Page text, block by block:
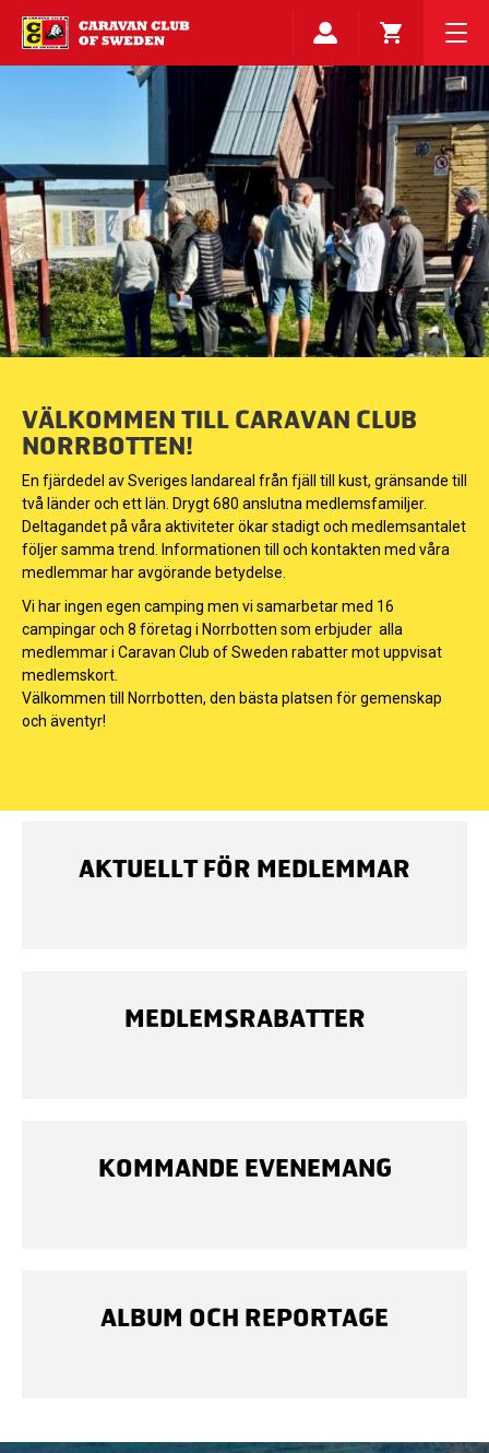
VÄLKOMMEN TILL CARAVAN CLUB
NORRBOTTEN!
En fjärdedel av Sveriges landareal från fjäll till kust, gränsande till
två länder och ett län. Drygt 680 anslutna medlemsfamiljer.
Deltagandet på våra aktiviteter ökar stadigt och medlemsantalet
följer samma trend. Informationen till och kontakten med våra
medlemmar har avgörande betydelse.
Vi har ingen egen camping men vi samarbetar med 16
campingar och 8 företag i Norrbotten som erbjuder alla
medlemmar i Caravan Club of Sweden rabatter mot uppvisat
medlemskort.
Välkommen till Norrbotten, den bästa platsen för gemenskap
och äventyr!
AKTUELLT FÖR MEDLEMMAR
MEDLEMSRABATTER
KOMMANDE EVENEMANG
ALBUM OCH REPORTAGE